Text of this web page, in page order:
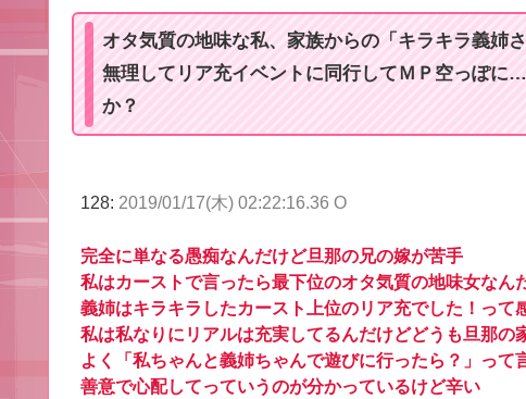
オタ気質の地味な私、家族からの「キラキラ義姉
無理してリア充イベントに同行してＭＰ空っぽに
か？
128: 2019/01/17(木) 02:22:16.36 O
完全に単なる愚痴なんだけど旦那の兄の嫁が苦手
私はカーストで言ったら最下位のオタ気質の地味女なん
義姉はキラキラしたカースト上位のリア充でした！って
私は私なりにリアルは充実してるんだけどどうも旦那の
よく「私ちゃんと義姉ちゃんで遊びに行ったら？」って
善意で心配してっていうのが分かっているけど辛い